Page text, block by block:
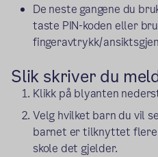
De neste gangene du
taste PIN-koden eller
fingeravtrykk/
Slik skriver du
Klikk på blyanten
Velg hvilket barn du vil
barnet er tilknyttet flere
skole det gjelder.